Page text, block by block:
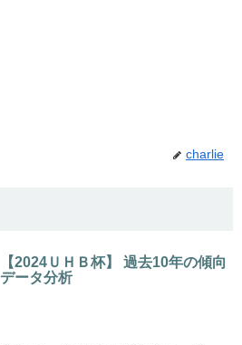
charlie
【2024ＵＨＢ杯】 過去10年の傾向
データ分析